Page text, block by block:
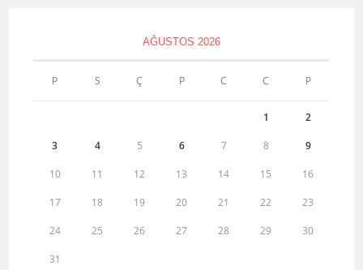
AĞUSTOS 2026
P S Ç P C C P
1 2
3 4 5 6 7 8 9
10 11 12 13 14 15 16
17 18 19 20 21 22 23
24 25 26 27 28 29 30
31